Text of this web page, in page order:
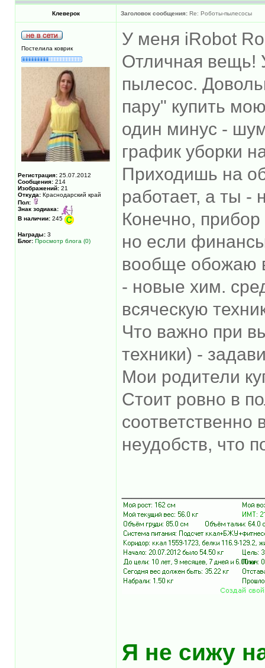
Клеверок Заголовок сообщения: Re: Роботы-пылесосы
Постелила коврик
Регистрация: 25.07.2012
Сообщения: 214
Изображений: 21
Откуда: Краснодарский край
Пол:
Знак зодиака:
В наличии: 245
Награды: 3
Блог: Просмотр блога (0)
У меня iRobot
Отличная вещь!
пылесос.
пару" купить
один минус -
график уборки
Приходишь на
работает, а ты -
Конечно,
но если
вообще обожаю
- новые хим.
всяческую
Что важно при
техники) -
Мои родители
Стоит ровно в
соответственно
неудобств, что
Я не сижу